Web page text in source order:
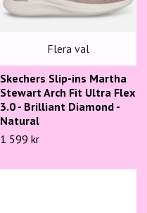
Flera val
Skechers Slip-ins Martha
Stewart Arch Fit Ultra Flex
3.0 - Brilliant Diamond -
Natural
1 599 kr